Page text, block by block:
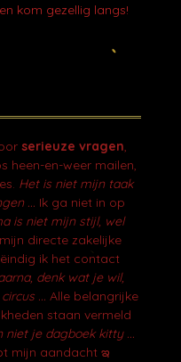
en kom gezellig langs!
serieuze vragen,
heen-en-weer mailen,
Het is niet mijn taak
... Ik ga niet in op
is niet mijn stijl, wel
directe zakelijke
ik het contact
denk wat je wil,
... Alle belangrijke
staan vermeld
niet je dagboek kitty ...
mijn aandacht ఇ